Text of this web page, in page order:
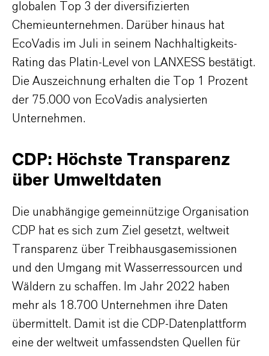
globalen Top 3 der diversifizierten
Chemieunternehmen. Darüber hinaus hat
EcoVadis im Juli in seinem Nachhaltigkeits-
Rating das Platin-Level von LANXESS bestätigt.
Die Auszeichnung erhalten die Top 1 Prozent
der 75.000 von EcoVadis analysierten
Unternehmen.
CDP: Höchste Transparenz
über Umweltdaten
Die unabhängige gemeinnützige Organisation
CDP hat es sich zum Ziel gesetzt, weltweit
Transparenz über Treibhausgasemissionen
und den Umgang mit Wasserressourcen und
Wäldern zu schaffen. Im Jahr 2022 haben
mehr als 18.700 Unternehmen ihre Daten
übermittelt. Damit ist die CDP-Datenplattform
eine der weltweit umfassendsten Quellen für